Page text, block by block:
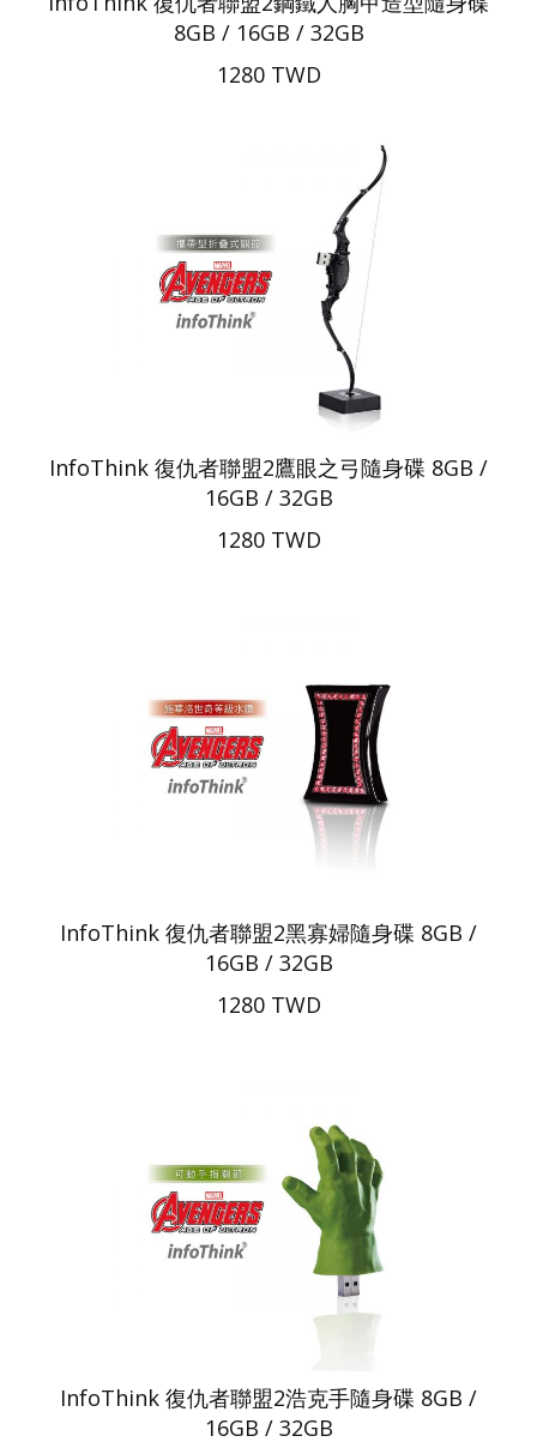
8GB / 16GB / 32GB
1280 TWD
InfoThink 復仇者聯盟2鷹眼之弓隨身碟 8GB /
16GB / 32GB
1280 TWD
InfoThink 復仇者聯盟2黑寡婦隨身碟 8GB /
16GB / 32GB
1280 TWD
InfoThink 復仇者聯盟2浩克手隨身碟 8GB /
16GB / 32GB